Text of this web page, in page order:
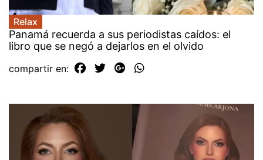
Relax
Panamá recuerda a sus periodistas caídos: el
libro que se negó a dejarlos en el olvido
compartir en: